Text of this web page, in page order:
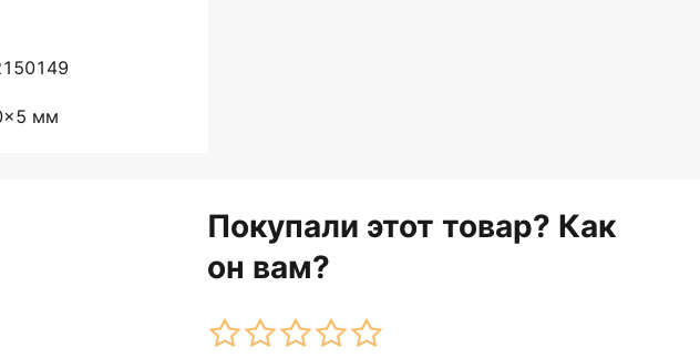
мм
Покупали этот товар? Как
он вам?